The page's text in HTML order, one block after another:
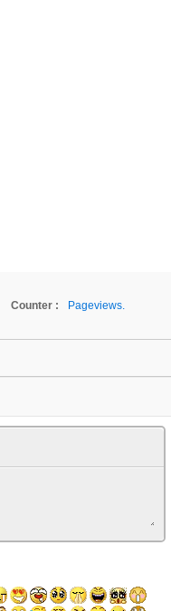
Counter :
Pageviews.